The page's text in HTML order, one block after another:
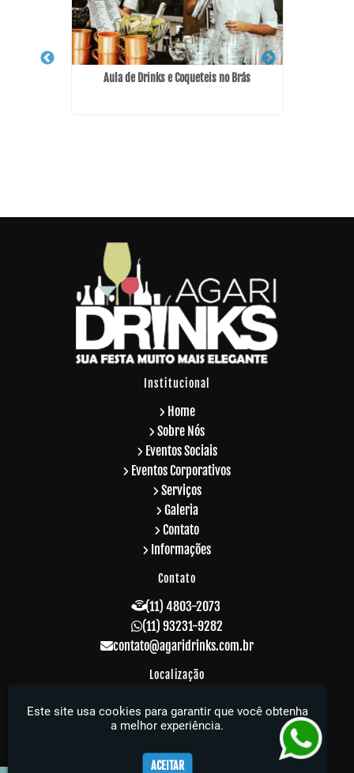
Aula de Drinks e Coqueteis no Brás
Institucional
Home
Sobre Nós
Eventos Sociais
Eventos Corporativos
Serviços
Galeria
Contato
Informações
Contato
(11) 4803-2073
(11) 93231-9282
contato@agaridrinks.com.br
Localização
R. Acre, 229 - Vila Rosalia - Guarulhos / SP -
CEP: 07064-010
Agari Drinks - Sua festa muito mais elegante
Este site usa cookies para garantir que você obtenha
a melhor experiência.
ACEITAR